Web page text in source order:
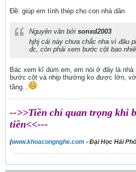
Ðề: giúp em tính thép cho con nhà dân
Nguyên văn bởi sonxd2003
hjhj cái này chưa chắc nha vì đâu
đc, còn phải xem bước cột bao
Bác xem kĩ dùm em, em nói ở đây là
bước cột và nhịp thường ko được lớn,
tầng...
-->>Tiền chỉ quan trọng khi
tiền<<---
(www.khoacongnghe.com - Đại Học Hải